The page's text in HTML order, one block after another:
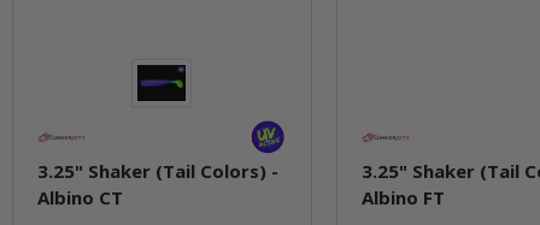
3.25" Shaker (Tail Colors) -
Albino CT
3.25" Shaker (Tail
Albino FT